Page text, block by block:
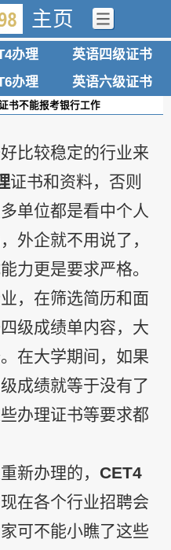
主页
办理
英语四级证书
办理 英语六级证书
书不能报考银行工作
比较稳定的行业来
证书和资料，否则
单位都是看中个人
外企就不用说了，
力更是要求严格。
，在筛选简历和面
级成绩单内容，大
在大学期间，如果
成绩就等于没有了
办理证书等要求都
新办理的， CET4
在各个行业招聘会
可不能小瞧了这些